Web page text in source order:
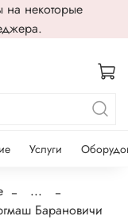
на некоторые
Услуги
...
Барановичи